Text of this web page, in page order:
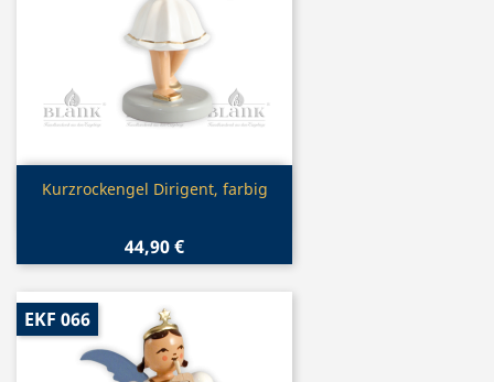
Vorschau
Kurzrockengel Dirigent, farbig
44,90 €
EKF 066